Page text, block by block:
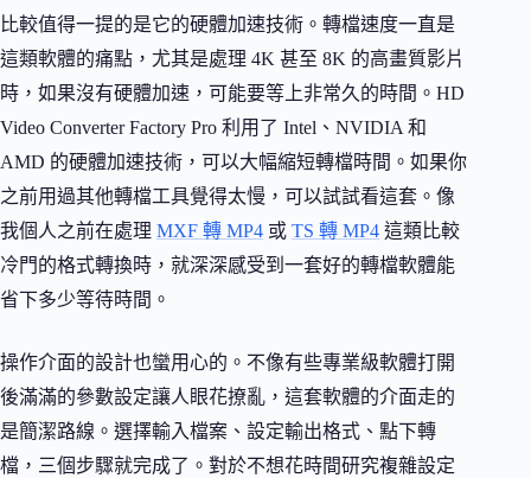
比較值得一提的是它的硬體加速技術。轉檔速度一直是
這類軟體的痛點，尤其是處理 4K 甚至 8K 的高畫質影片
時，如果沒有硬體加速，可能要等上非常久的時間。HD
Video Converter Factory Pro 利用了 Intel、NVIDIA 和
AMD 的硬體加速技術，可以大幅縮短轉檔時間。如果你
之前用過其他轉檔工具覺得太慢，可以試試看這套。像
我個人之前在處理 MXF 轉 MP4 或 TS 轉 MP4 這類比較
冷門的格式轉換時，就深深感受到一套好的轉檔軟體能
省下多少等待時間。
操作介面的設計也蠻用心的。不像有些專業級軟體打開
後滿滿的參數設定讓人眼花撩亂，這套軟體的介面走的
是簡潔路線。選擇輸入檔案、設定輸出格式、點下轉
檔，三個步驟就完成了。對於不想花時間研究複雜設定